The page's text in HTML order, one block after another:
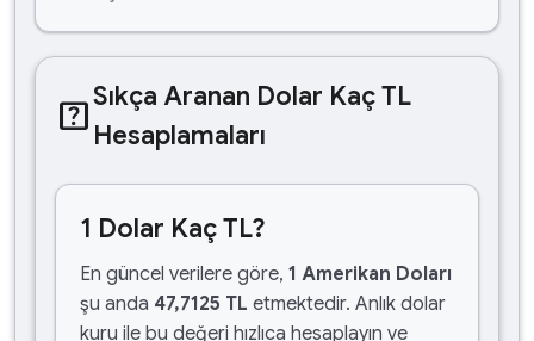
help_centerSıkça Aranan Dolar Kaç TL
Hesaplamaları
1 Dolar Kaç TL?
En güncel verilere göre, 1 Amerikan Doları
şu anda 47,7125 TL etmektedir. Anlık dolar
kuru ile bu değeri hızlıca hesaplayın ve